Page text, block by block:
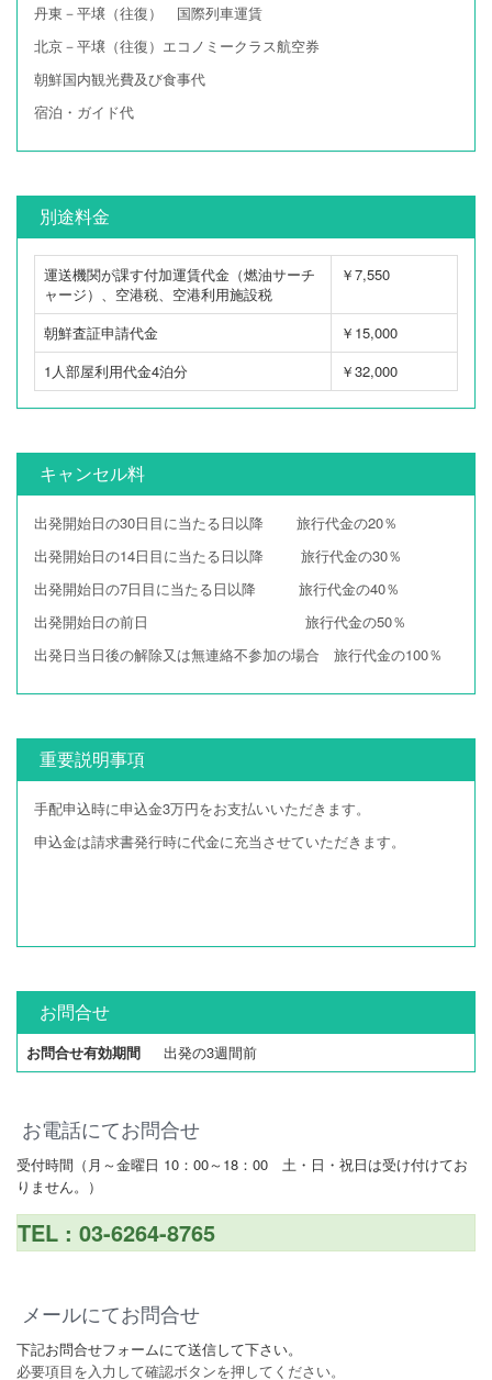
丹東－平壌（往復） 国際列車運賃
北京－平壌（往復）エコノミークラス航空券
朝鮮国内観光費及び食事代
宿泊・ガイド代
別途料金
運送機関が課す付加運賃代金（燃油サーチ
ャージ）、空港税、空港利用施設税
￥7,550
朝鮮査証申請代金
￥15,000
1人部屋利用代金4泊分
￥32,000
キャンセル料
出発開始日の30日目に当たる日以降 旅行代金の20％
出発開始日の14日目に当たる日以降 旅行代金の30％
出発開始日の7日目に当たる日以降 旅行代金の40％
出発開始日の前日 旅行代金の50％
出発日当日後の解除又は無連絡不参加の場合 旅行代金の100％
重要説明事項
手配申込時に申込金3万円をお支払いいただきます。
申込金は請求書発行時に代金に充当させていただきます。
お問合せ
お問合せ有効期間 出発の3週間前
お電話にてお問合せ
受付時間（月～金曜日 10：00～18：00 土・日・祝日は受け付けてお
りません。）
TEL : 03-6264-8765
メールにてお問合せ
下記お問合せフォームにて送信して下さい。
必要項目を入力して確認ボタンを押してください。